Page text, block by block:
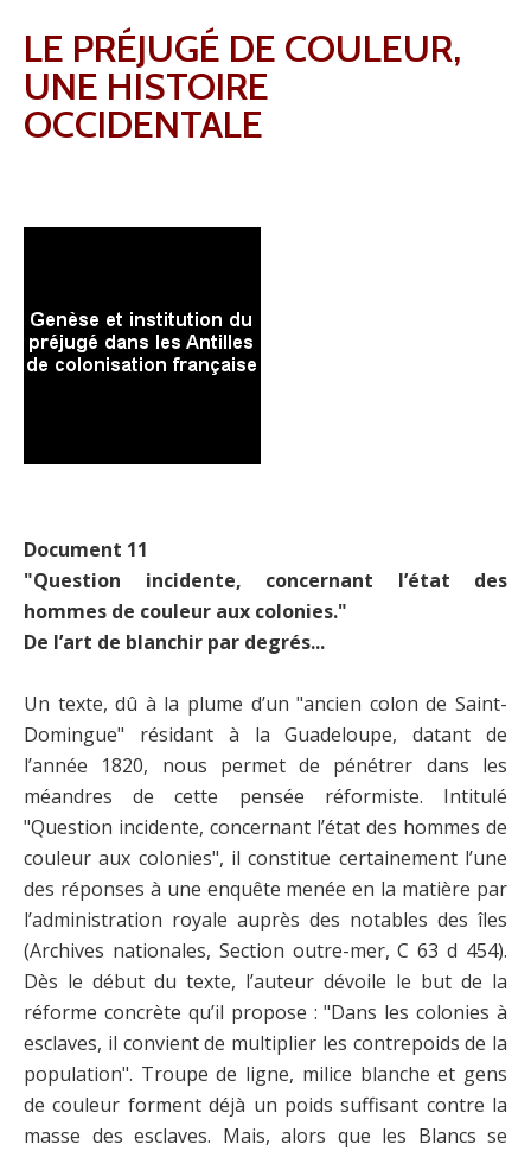
LE PRÉJUGÉ DE COULEUR,
UNE HISTOIRE
OCCIDENTALE
Document 11
"Question incidente, concernant l’état des
hommes de couleur aux colonies."
De l’art de blanchir par degrés...
Un texte, dû à la plume d’un "ancien colon de Saint-
Domingue" résidant à la Guadeloupe, datant de
l’année 1820, nous permet de pénétrer dans les
méandres de cette pensée réformiste. Intitulé
"Question incidente, concernant l’état des hommes de
couleur aux colonies", il constitue certainement l’une
des réponses à une enquête menée en la matière par
l’administration royale auprès des notables des îles
(Archives nationales, Section outre-mer, C 63 d 454).
Dès le début du texte, l’auteur dévoile le but de la
réforme concrète qu’il propose : "Dans les colonies à
esclaves, il convient de multiplier les contrepoids de la
population". Troupe de ligne, milice blanche et gens
de couleur forment déjà un poids suffisant contre la
masse des esclaves. Mais, alors que les Blancs se